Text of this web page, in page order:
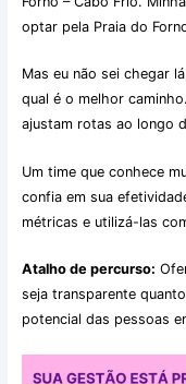
optar pela Praia do
Mas eu não sei chegar
qual é o melhor
ajustam rotas ao longo
Um time que conhece
confia em sua
métricas e utilizá-las
Atalho de percurso:
seja transparente
potencial das pessoas